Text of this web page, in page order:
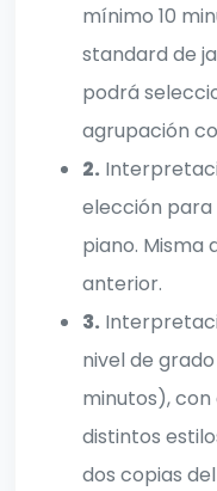
mínimo 10
standard de
podrá
agrupación
2.
elección para
piano. Misma
anterior.
3.
nivel de
minutos), con
distintos
dos copias